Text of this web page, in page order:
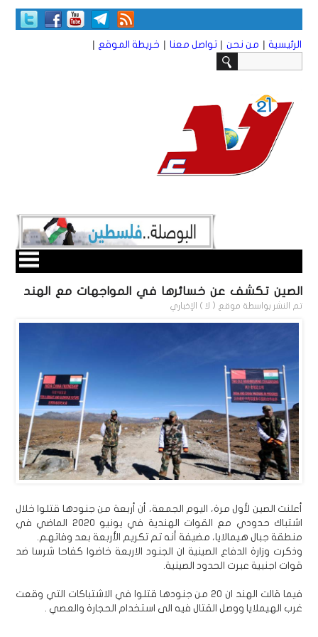
الرئيسية | من نحن | تواصل معنا | خريطة الموقع |
الصين تكشف عن خسائرها في المواجهات مع الهند
تم النشر بواسطة موقع ( لا ) الإخباري
أعلنت الصين لأول مرة، اليوم الجمعة، أن أربعة من جنودها قتلوا خلال
اشتباك حدودي مع القوات الهندية في يونيو 2020 الماضي في
منطقة جبال هيمالايا، مضيفة أنه تم تكريم الأربعة بعد وفاتهم.
وذكرت وزارة الدفاع الصينية ان الجنود الاربعة خاضوا كفاحا شرسا ضد
قوات اجنبية عبرت الحدود الصينية.
فيما قالت الهند ان 20 من جنودها قتلوا في الاشتباكات التي وقعت
غرب الهيملايا ووصل القتال فيه الى استخدام الحجارة والعصي .